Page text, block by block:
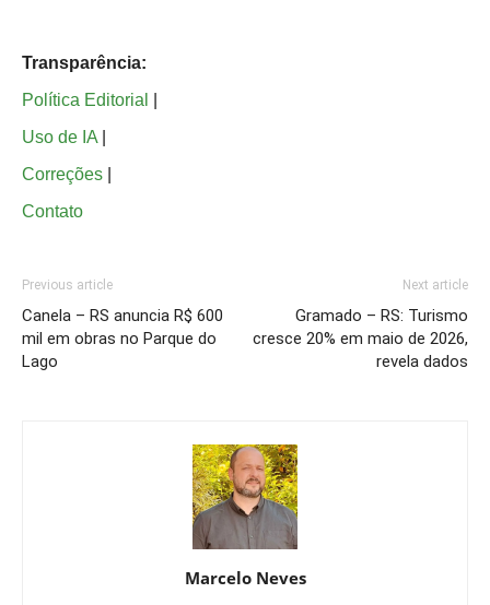
Transparência:
Política Editorial
Uso de IA
Correções
Contato
Previous article
Canela – RS anuncia R$ 600
mil em obras no Parque do
Lago
Next article
Gramado – RS: Turismo
cresce 20% em maio de 2026,
revela dados
Marcelo Neves